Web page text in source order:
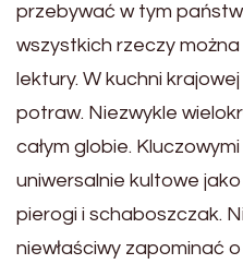
przebywać w tym
wszystkich rzeczy
lektury. W kuchni
potraw. Niezwykle
całym globie.
uniwersalnie kultowe
pierogi i schaboszczak.
niewłaściwy zapominać